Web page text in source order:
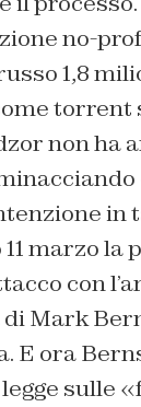
no-
1,8
torrent
non ha
in
11 marzo
con
Mark
E ora
sulle